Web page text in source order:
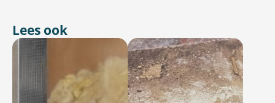
Lees ook